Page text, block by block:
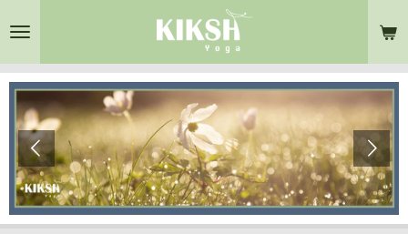
naar
de
hoofdinhoud